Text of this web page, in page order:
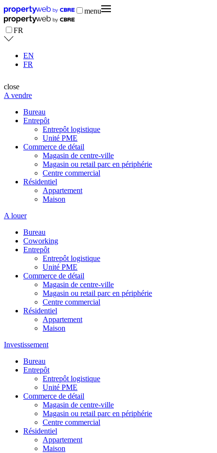
menu
FR
EN
FR
close
A vendre
Bureau
Entrepôt
Entrepôt logistique
Unité PME
Commerce de détail
Magasin de centre-ville
Magasin ou retail parc en périphérie
Centre commercial
Résidentiel
Appartement
Maison
A louer
Bureau
Coworking
Entrepôt
Entrepôt logistique
Unité PME
Commerce de détail
Magasin de centre-ville
Magasin ou retail parc en périphérie
Centre commercial
Résidentiel
Appartement
Maison
Investissement
Bureau
Entrepôt
Entrepôt logistique
Unité PME
Commerce de détail
Magasin de centre-ville
Magasin ou retail parc en périphérie
Centre commercial
Résidentiel
Appartement
Maison